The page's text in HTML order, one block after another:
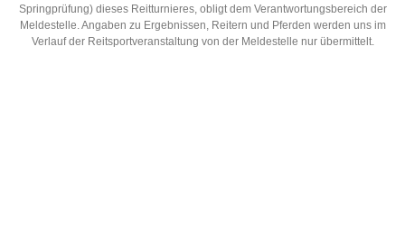
Springprüfung) dieses Reitturnieres, obligt dem Verantwortungsbereich der
Meldestelle. Angaben zu Ergebnissen, Reitern und Pferden werden uns im
Verlauf der Reitsportveranstaltung von der Meldestelle nur übermittelt.